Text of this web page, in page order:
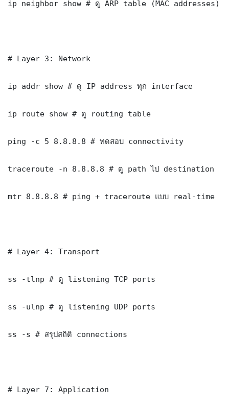
ip neighbor show # ดู ARP table (MAC addresses)
# Layer 3: Network
ip addr show # ดู IP address ทุก interface
ip route show # ดู routing table
ping -c 5 8.8.8.8 # ทดสอบ connectivity
traceroute -n 8.8.8.8 # ดู path ไป destination
mtr 8.8.8.8 # ping + traceroute แบบ real-time
# Layer 4: Transport
ss -tlnp # ดู listening TCP ports
ss -ulnp # ดู listening UDP ports
ss -s # สรุปสถิติ connections
# Layer 7: Application